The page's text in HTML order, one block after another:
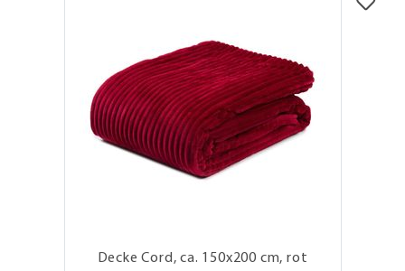
Decke Cord, ca. 150x200 cm, rot